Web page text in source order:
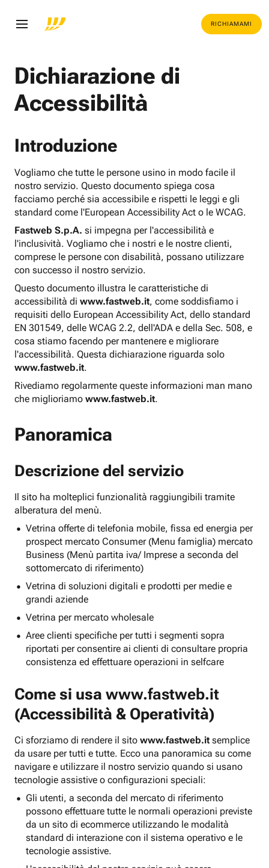
RICHIAMAMI
Dichiarazione di
Accessibilità
Introduzione
Vogliamo che tutte le persone usino in modo facile il
nostro servizio. Questo documento spiega cosa
facciamo perché sia accessibile e rispetti le leggi e gli
standard come l'European Accessibility Act o le WCAG.
Fastweb S.p.A. si impegna per l'accessibilità e
l'inclusività. Vogliamo che i nostri e le nostre clienti,
comprese le persone con disabilità, possano utilizzare
con successo il nostro servizio.
Questo documento illustra le caratteristiche di
accessibilità di www.fastweb.it, come soddisfiamo i
requisiti dello European Accessibility Act, dello standard
EN 301549, delle WCAG 2.2, dell'ADA e della Sec. 508, e
cosa stiamo facendo per mantenere e migliorare
l'accessibilità. Questa dichiarazione riguarda solo
www.fastweb.it.
Rivediamo regolarmente queste informazioni man mano
che miglioriamo www.fastweb.it.
Panoramica
Descrizione del servizio
Il sito ha molteplici funzionalità raggiungibili tramite
alberatura del menù.
Vetrina offerte di telefonia mobile, fissa ed energia per
prospect mercato Consumer (Menu famiglia) mercato
Business (Menù partita iva/ Imprese a seconda del
sottomercato di riferimento)
Vetrina di soluzioni digitali e prodotti per medie e
grandi aziende
Vetrina per mercato wholesale
Aree clienti specifiche per tutti i segmenti sopra
riportati per consentire ai clienti di consultare propria
consistenza ed effettuare operazioni in selfcare
Come si usa www.fastweb.it
(Accessibilità & Operatività)
Ci sforziamo di rendere il sito www.fastweb.it semplice
da usare per tutti e tutte. Ecco una panoramica su come
navigare e utilizzare il nostro servizio quando si usano
tecnologie assistive o configurazioni speciali:
Gli utenti, a seconda del mercato di riferimento
possono effettuare tutte le normali operazioni previste
da un sito di ecommerce utilizzando le modalità
standard di interazione con il sistema operativo e le
tecnologie assistive.